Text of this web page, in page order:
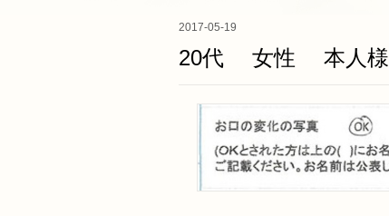
2017-05-19
20代 女性 本人様